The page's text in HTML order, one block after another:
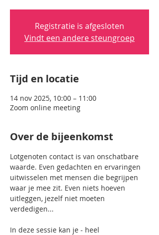
Registratie is afgesloten
Vindt een andere steungroep
Tijd en locatie
14 nov 2025, 10:00 – 11:00
Zoom online meeting
Over de bijeenkomst
Lotgenoten contact is van onschatbare
waarde. Even gedachten en ervaringen
uitwisselen met mensen die begrijpen
waar je mee zit. Even niets hoeven
uitleggen, jezelf niet moeten
verdedigen...
In deze sessie kan je - heel